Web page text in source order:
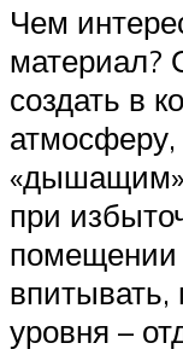
Чем
материал?
создать в
атмосферу,
«дышащим»
при
помещении
уровня –